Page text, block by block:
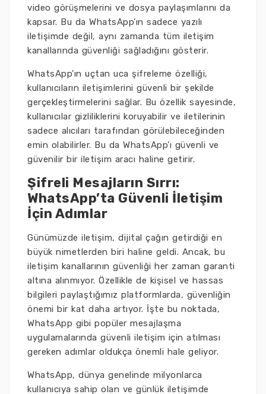
video görüşmelerini ve dosya paylaşımlarını da
kapsar. Bu da WhatsApp’ın sadece yazılı
iletişimde değil, aynı zamanda tüm iletişim
kanallarında güvenliği sağladığını gösterir.
WhatsApp’ın uçtan uca şifreleme özelliği,
kullanıcıların iletişimlerini güvenli bir şekilde
gerçekleştirmelerini sağlar. Bu özellik sayesinde,
kullanıcılar gizliliklerini koruyabilir ve iletilerinin
sadece alıcıları tarafından görülebileceğinden
emin olabilirler. Bu da WhatsApp’ı güvenli ve
güvenilir bir iletişim aracı haline getirir.
Şifreli Mesajların Sırrı:
WhatsApp’ta Güvenli İletişim
İçin Adımlar
Günümüzde iletişim, dijital çağın getirdiği en
büyük nimetlerden biri haline geldi. Ancak, bu
iletişim kanallarının güvenliği her zaman garanti
altına alınmıyor. Özellikle de kişisel ve hassas
bilgileri paylaştığımız platformlarda, güvenliğin
önemi bir kat daha artıyor. İşte bu noktada,
WhatsApp gibi popüler mesajlaşma
uygulamalarında güvenli iletişim için atılması
gereken adımlar oldukça önemli hale geliyor.
WhatsApp, dünya genelinde milyonlarca
kullanıcıya sahip olan ve günlük iletişimde